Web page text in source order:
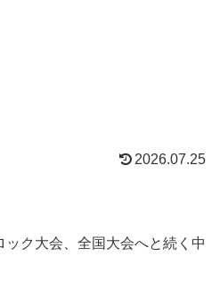
2026.07.25
ク大会、全国大会へと続く中